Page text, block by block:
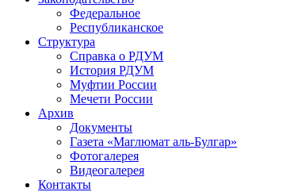
Федеральное
Республиканское
Структура
Справка о РДУМ
История РДУМ
Муфтии России
Мечети России
Архив
Документы
Газета «Маглюмат аль-Булгар»
Фотогалерея
Видеогалерея
Контакты